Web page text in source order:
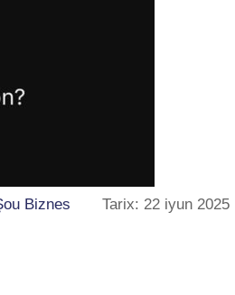
Biznes Tarix: 22 iyun 2025